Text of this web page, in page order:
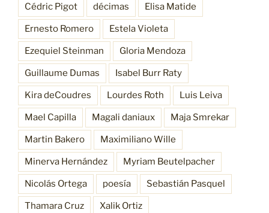
Cédric Pigot décimas Elisa Matide
Ernesto Romero Estela Violeta
Ezequiel Steinman Gloria Mendoza
Guillaume Dumas Isabel Burr Raty
Kira deCoudres Lourdes Roth Luis Leiva
Mael Capilla Magali daniaux Maja Smrekar
Martin Bakero Maximiliano Wille
Minerva Hernández Myriam Beutelpacher
Nicolás Ortega poesía Sebastián Pasquel
Thamara Cruz Xalik Ortiz